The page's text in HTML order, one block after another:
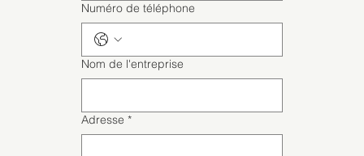
Numéro de téléphone
Nom de l'entreprise
Adresse *